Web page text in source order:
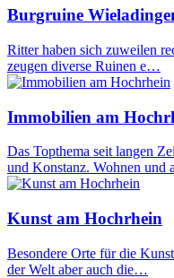
Burgruine
Ritter haben sich zuweilen
zeugen diverse Ruinen e…
Immobilien am
Das Topthema seit langen
und Konstanz. Wohnen und
Kunst am Hochrhein
Besondere Orte für die
der Welt aber auch die…